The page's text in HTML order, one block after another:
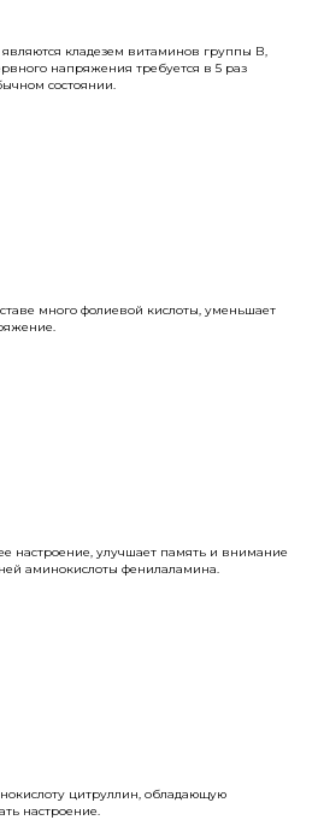
кладезем витаминов группы В,
напряжения требуется в 5 раз
состоянии.
много фолиевой кислоты, уменьшает
настроение, улучшает память и внимание
аминокислоты фенилаламина.
цитруллин, обладающую
настроение.